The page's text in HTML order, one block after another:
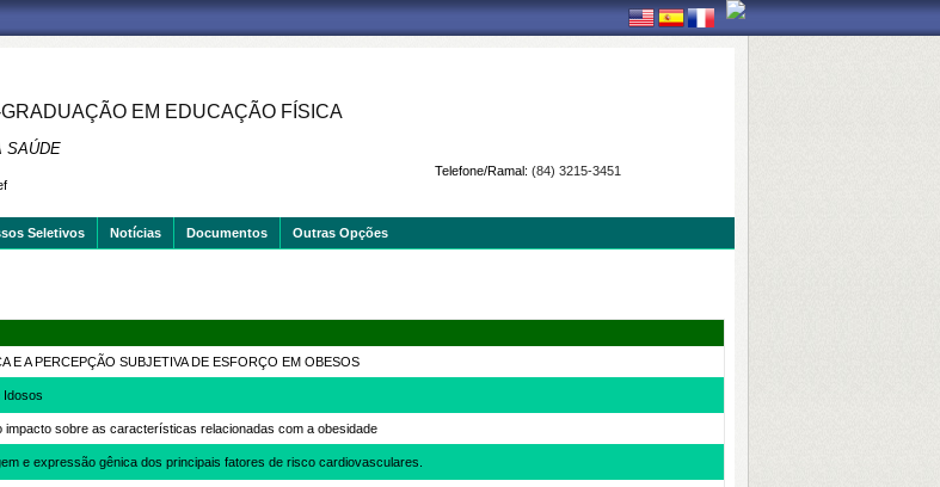
EM EDUCAÇÃO FÍSICA
SAÚDE
Telefone/Ramal: (84) 3215-3451
Seletivos Notícias Documentos Outras Opções
E A PERCEPÇÃO SUBJETIVA DE ESFORÇO EM OBESOS
Idosos
sobre as características relacionadas com a obesidade
e expressão gênica dos principais fatores de risco cardiovasculares.